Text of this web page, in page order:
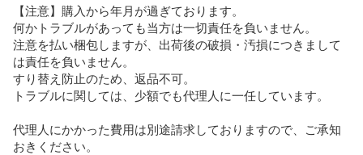
【注意】購入から年月が過ぎております。
何かトラブルがあっても当方は一切責任を負いません。
注意を払い梱包しますが、出荷後の破損・汚損につきまして
は責任を負いません。
すり替え防止のため、返品不可。
トラブルに関しては、少額でも代理人に一任しています。
代理人にかかった費用は別途請求しておりますので、ご承知
おきください。